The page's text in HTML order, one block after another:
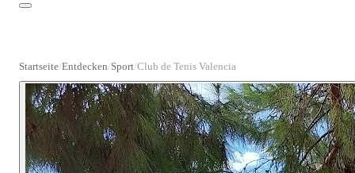
Startseite Entdecken Sport Club de Tenis Valencia